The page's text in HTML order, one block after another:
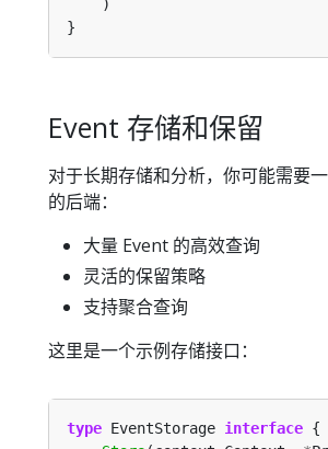
Event 存储和保留
对于长期存储和分析，你可能需要
的后端：
大量 Event 的高效查询
灵活的保留策略
支持聚合查询
这里是一个示例存储接口：
type EventStorage interface